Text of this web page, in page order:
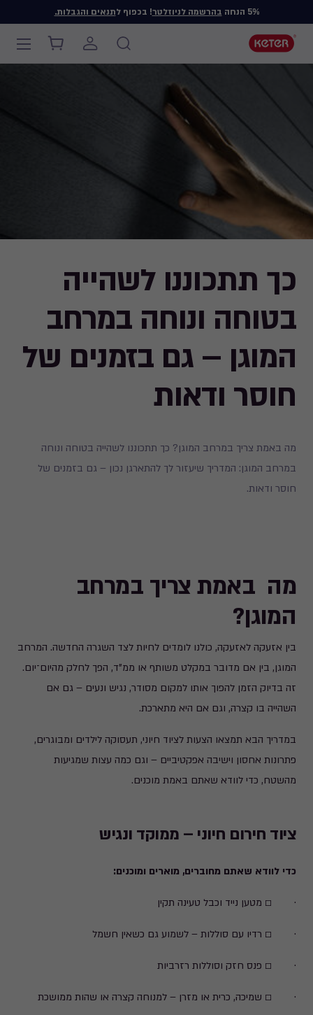
5% הנחה בהרשמה לניוזלטר! בכפוף לתנאים והגבלות.
Main
כך תתכוננו לשהייה
בטוחה ונוחה במרחב
המוגן – גם בזמנים של
חוסר ודאות
מה באמת צריך במרחב המוגן? כך תתכוננו לשהייה בטוחה ונוחה
במרחב המוגן: המדריך שיעזור לך להתארגן נכון – גם בזמנים של
חוסר ודאות.
מה באמת צריך במרחב
המוגן?
בין אזעקה לאזעקה, כולנו לומדים לחיות לצד השגרה החדשה. המרחב
המוגן, בין אם מדובר במקלט משותף או ממ"ד, הפך לחלק מהיום־יום.
זה בדיוק הזמן להפוך אותו למקום מסודר, נגיש ונעים – גם אם
השהייה בו קצרה, וגם אם היא מתארכת.
במדריך הבא תמצאו הצעות לציוד חיוני, תעסוקה לילדים ומבוגרים,
פתרונות אחסון וישיבה אפקטיביים – וגם כמה עצות שמגיעות
מהשטח, כדי לוודא שאתם באמת מוכנים.
ציוד חירום חיוני – ממוקד ונגיש
כדי לוודא שאתם מחוברים, מוארים ומוכנים:
· ☐ מטען נייד וכבל טעינה תקין
· ☐ רדיו עם סוללות – לשמוע גם כשאין חשמל
· ☐ פנס חזק וסוללות רזרביות
· ☐ שמיכה, כרית או מזרן – למנוחה קצרה או שהות ממושכת